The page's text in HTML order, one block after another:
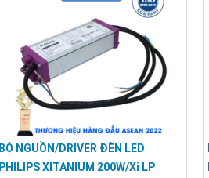
BỘ NGUỒN/DRIVER ĐÈN LED
PHILIPS XITANIUM 200W/Xi LP